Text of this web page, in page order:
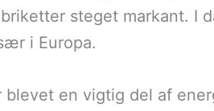
steget markant. I
i Europa.
en vigtig del af